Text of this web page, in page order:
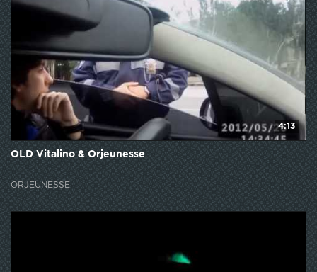
4:13
OLD Vitalino & Orjeunesse
ORJEUNESSE